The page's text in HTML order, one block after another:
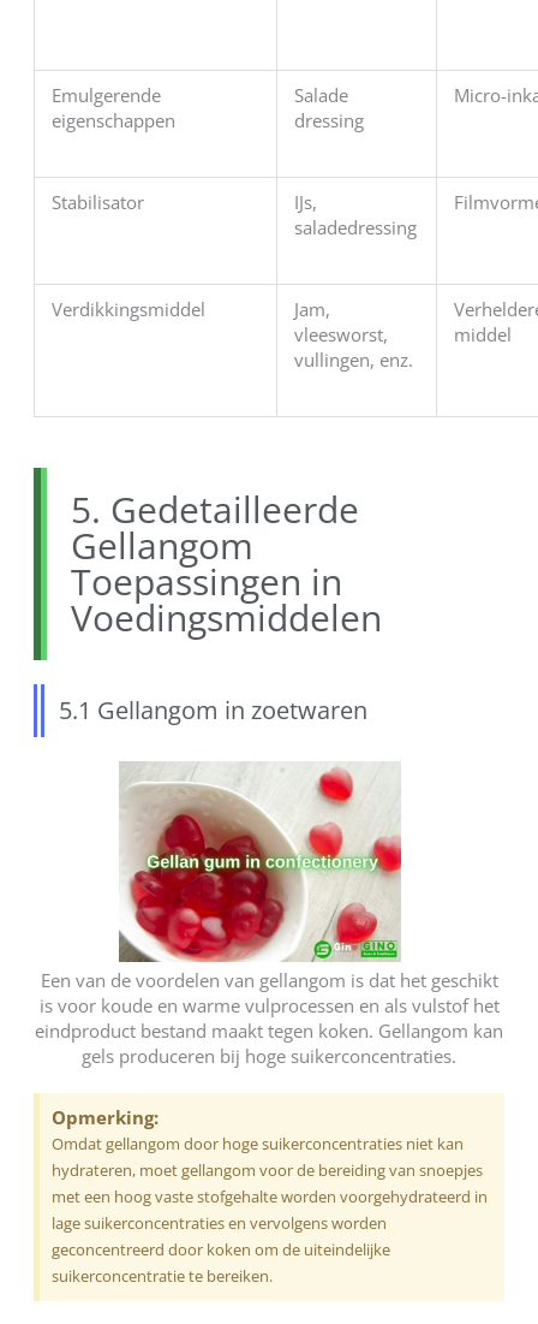
Emulgerende
eigenschappen
Salade
dressing
Micro-
Stabilisator
IJs,
saladedressing
Verdikkingsmiddel
Jam,
vleesworst,
vullingen, enz.
middel
5. Gedetailleerde
Gellangom
Toepassingen in
Voedingsmiddelen
5.1 Gellangom in zoetwaren
Een van de voordelen van gellangom is dat het geschikt
is voor koude en warme vulprocessen en als vulstof het
eindproduct bestand maakt tegen koken. Gellangom kan
gels produceren bij hoge suikerconcentraties.
Opmerking:
Omdat gellangom door hoge suikerconcentraties niet kan
hydrateren, moet gellangom voor de bereiding van snoepjes
met een hoog vaste stofgehalte worden voorgehydrateerd in
lage suikerconcentraties en vervolgens worden
geconcentreerd door koken om de uiteindelijke
suikerconcentratie te bereiken.